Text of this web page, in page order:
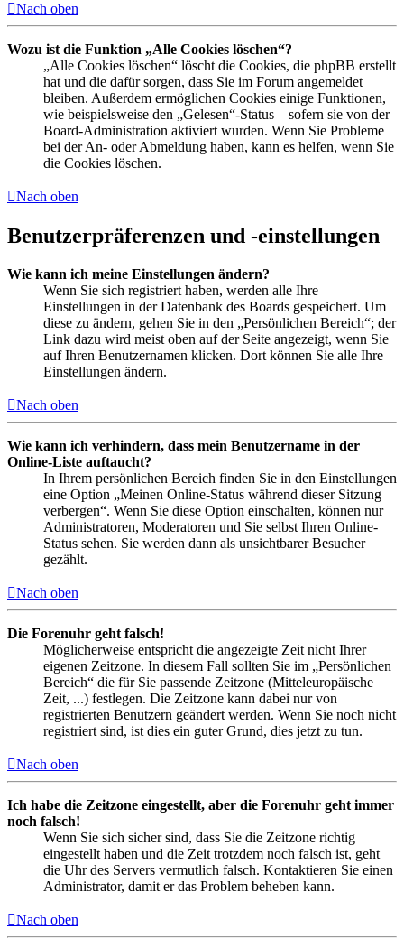
Nach oben
Wozu ist die Funktion „Alle Cookies löschen“?
„Alle Cookies löschen“ löscht die Cookies, die phpBB erstellt
hat und die dafür sorgen, dass Sie im Forum angemeldet
bleiben. Außerdem ermöglichen Cookies einige Funktionen,
wie beispielsweise den „Gelesen“-Status – sofern sie von der
Board-Administration aktiviert wurden. Wenn Sie Probleme
bei der An- oder Abmeldung haben, kann es helfen, wenn Sie
die Cookies löschen.
Nach oben
Benutzerpräferenzen und -einstellungen
Wie kann ich meine Einstellungen ändern?
Wenn Sie sich registriert haben, werden alle Ihre
Einstellungen in der Datenbank des Boards gespeichert. Um
diese zu ändern, gehen Sie in den „Persönlichen Bereich“; der
Link dazu wird meist oben auf der Seite angezeigt, wenn Sie
auf Ihren Benutzernamen klicken. Dort können Sie alle Ihre
Einstellungen ändern.
Nach oben
Wie kann ich verhindern, dass mein Benutzername in der
Online-Liste auftaucht?
In Ihrem persönlichen Bereich finden Sie in den Einstellungen
eine Option „Meinen Online-Status während dieser Sitzung
verbergen“. Wenn Sie diese Option einschalten, können nur
Administratoren, Moderatoren und Sie selbst Ihren Online-
Status sehen. Sie werden dann als unsichtbarer Besucher
gezählt.
Nach oben
Die Forenuhr geht falsch!
Möglicherweise entspricht die angezeigte Zeit nicht Ihrer
eigenen Zeitzone. In diesem Fall sollten Sie im „Persönlichen
Bereich“ die für Sie passende Zeitzone (Mitteleuropäische
Zeit, ...) festlegen. Die Zeitzone kann dabei nur von
registrierten Benutzern geändert werden. Wenn Sie noch nicht
registriert sind, ist dies ein guter Grund, dies jetzt zu tun.
Nach oben
Ich habe die Zeitzone eingestellt, aber die Forenuhr geht immer
noch falsch!
Wenn Sie sich sicher sind, dass Sie die Zeitzone richtig
eingestellt haben und die Zeit trotzdem noch falsch ist, geht
die Uhr des Servers vermutlich falsch. Kontaktieren Sie einen
Administrator, damit er das Problem beheben kann.
Nach oben